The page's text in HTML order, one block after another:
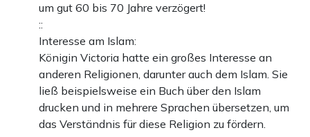
um gut 60 bis 70 Jahre verzögert!
::
Interesse am Islam:
Königin Victoria hatte ein großes Interesse an
anderen Religionen, darunter auch dem Islam. Sie
ließ beispielsweise ein Buch über den Islam
drucken und in mehrere Sprachen übersetzen, um
das Verständnis für diese Religion zu fördern.